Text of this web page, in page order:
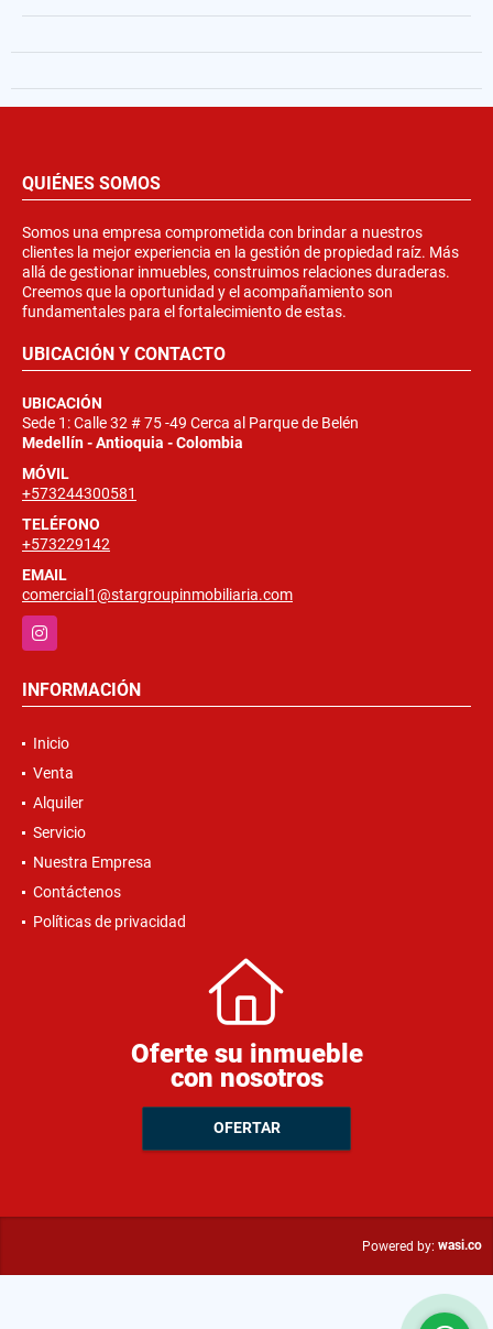
QUIÉNES SOMOS
Somos una empresa comprometida con brindar a nuestros
clientes la mejor experiencia en la gestión de propiedad raíz. Más
allá de gestionar inmuebles, construimos relaciones duraderas.
Creemos que la oportunidad y el acompañamiento son
fundamentales para el fortalecimiento de estas.
UBICACIÓN Y CONTACTO
UBICACIÓN
Sede 1: Calle 32 # 75 -49 Cerca al Parque de Belén
Medellín - Antioquia - Colombia
MÓVIL
+573244300581
TELÉFONO
+573229142
EMAIL
comercial1@stargroupinmobiliaria.com
Instagram
INFORMACIÓN
Inicio
Venta
Alquiler
Servicio
Nuestra Empresa
Contáctenos
Políticas de privacidad
Oferte su inmueble
con nosotros
OFERTAR
Powered by: wasi.co